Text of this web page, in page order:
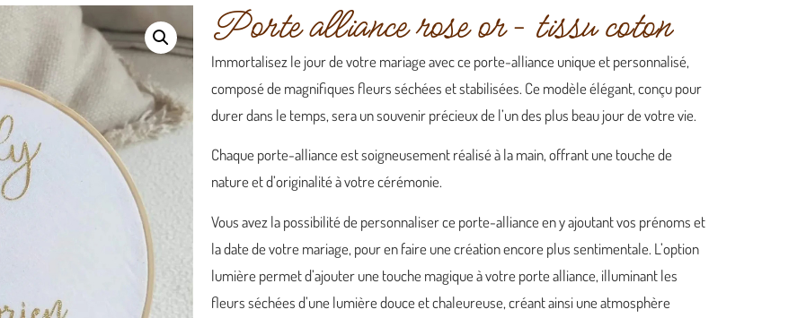
Porte alliance rose or – tissu coton
Immortalisez le jour de votre mariage avec ce porte-alliance unique et personnalisé,
composé de magnifiques fleurs séchées et stabilisées. Ce modèle élégant, conçu pour
durer dans le temps, sera un souvenir précieux de l’un des plus beau jour de votre vie.
Chaque porte-alliance est soigneusement réalisé à la main, offrant une touche de
nature et d’originalité à votre cérémonie.
Vous avez la possibilité de personnaliser ce porte-alliance en y ajoutant vos prénoms et
la date de votre mariage, pour en faire une création encore plus sentimentale. L’option
lumière permet d’ajouter une touche magique à votre porte alliance, illuminant les
fleurs séchées d’une lumière douce et chaleureuse, créant ainsi une atmosphère